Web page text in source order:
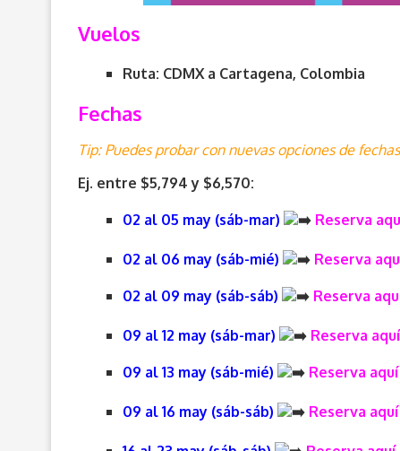
Vuelos
Ruta: CDMX a Cartagena, Colombia
Fechas
Tip: Puedes probar con nuevas opciones de
Ej. entre $5,794 y $6,570:
02 al 05 may (sáb-mar) Reserva
02 al 06 may (sáb-mié) Reserva
02 al 09 may (sáb-sáb) Reserva
09 al 12 may (sáb-mar) Reserva aquí
09 al 13 may (sáb-mié) Reserva aquí
09 al 16 may (sáb-sáb) Reserva aquí